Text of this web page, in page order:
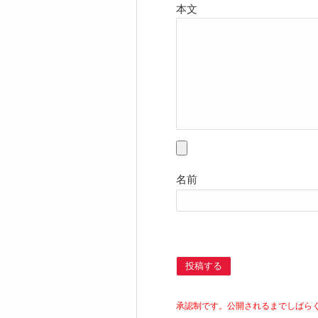
本文
名前
投稿する
承認制です。公開されるまでしばら